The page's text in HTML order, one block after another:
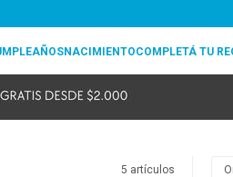
NACIMIENTOCOMPLETÁ TU
5 artículos